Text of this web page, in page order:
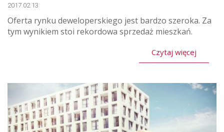
2017.02.13
Oferta rynku deweloperskiego jest bardzo szeroka. Za
tym wynikiem stoi rekordowa sprzedaż mieszkań.
Czytaj więcej